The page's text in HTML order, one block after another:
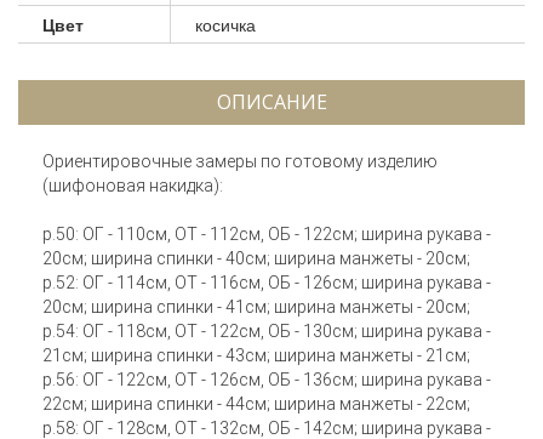
Цвет косичка
ОПИСАНИЕ
Ориентировочные замеры по готовому изделию
(шифоновая накидка):
р.50: ОГ - 110см, ОТ - 112см, ОБ - 122см; ширина рукава -
20см; ширина спинки - 40см; ширина манжеты - 20см;
р.52: ОГ - 114см, ОТ - 116см, ОБ - 126см; ширина рукава -
20см; ширина спинки - 41см; ширина манжеты - 20см;
р.54: ОГ - 118см, ОТ - 122см, ОБ - 130см; ширина рукава -
21см; ширина спинки - 43см; ширина манжеты - 21см;
р.56: ОГ - 122см, ОТ - 126см, ОБ - 136см; ширина рукава -
22см; ширина спинки - 44см; ширина манжеты - 22см;
р.58: ОГ - 128см, ОТ - 132см, ОБ - 142см; ширина рукава -